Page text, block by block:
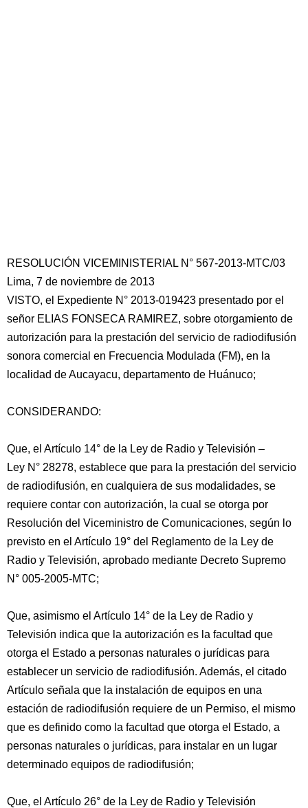
RESOLUCIÓN VICEMINISTERIAL N° 567-2013-MTC/03
Lima, 7 de noviembre de 2013
VISTO, el Expediente N° 2013-019423 presentado por el
señor ELIAS FONSECA RAMIREZ, sobre otorgamiento de
autorización para la prestación del servicio de radiodifusión
sonora comercial en Frecuencia Modulada (FM), en la
localidad de Aucayacu, departamento de Huánuco;
CONSIDERANDO:
Que, el Artículo 14° de la Ley de Radio y Televisión –
Ley N° 28278, establece que para la prestación del servicio
de radiodifusión, en cualquiera de sus modalidades, se
requiere contar con autorización, la cual se otorga por
Resolución del Viceministro de Comunicaciones, según lo
previsto en el Artículo 19° del Reglamento de la Ley de
Radio y Televisión, aprobado mediante Decreto Supremo
N° 005-2005-MTC;
Que, asimismo el Artículo 14° de la Ley de Radio y
Televisión indica que la autorización es la facultad que
otorga el Estado a personas naturales o jurídicas para
establecer un servicio de radiodifusión. Además, el citado
Artículo señala que la instalación de equipos en una
estación de radiodifusión requiere de un Permiso, el mismo
que es definido como la facultad que otorga el Estado, a
personas naturales o jurídicas, para instalar en un lugar
determinado equipos de radiodifusión;
Que, el Artículo 26° de la Ley de Radio y Televisión